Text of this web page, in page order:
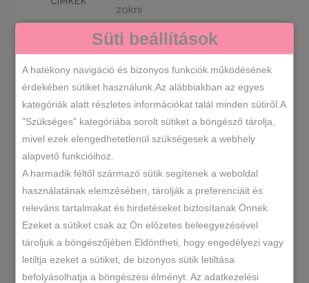
zokni
100%-ban pamut sneaker titokzokni
Méretezése: 35-38, 38-41 Színek:
Érdekelhetnek még…
Süti beállítások
A hatékony navigáció és bizonyos funkciók működésének
érdekében sütiket használunk.Az alábbiakban az egyes
kategóriák alatt részletes információkat talál minden sütiről.A
"Szükséges" kategóriába sorolt sütiket a böngésző tárolja,
mivel ezek elengedhetetlenül szükségesek a webhely
alapvető funkcióihoz.
A harmadik féltől származó sütik segítenek a weboldal
használatának elemzésében, tárolják a preferenciáit és
releváns tartalmakat és hirdetéseket biztosítanak Önnek.
Ezeket a sütiket csak az Ön előzetes beleegyezésével
tároljuk a böngészőjében.Eldöntheti, hogy engedélyezi vagy
letiltja ezeket a sütiket, de bizonyos sütik letiltása
befolyásolhatja a böngészési élményt. Az adatkezelési